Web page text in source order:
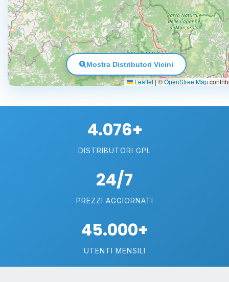
Leaflet | ©OpenStreetMap
Mostra Distributori Vicini
4.076+
DISTRIBUTORI GPL
24/7
PREZZI AGGIORNATI
45.000+
UTENTI MENSILI